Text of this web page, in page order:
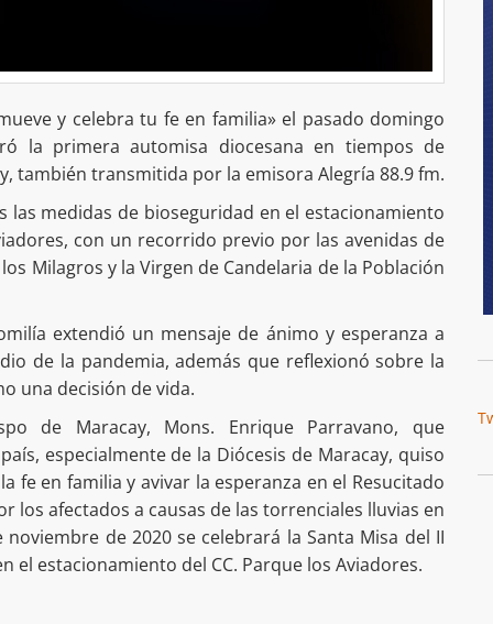
y celebra tu fe en familia» el pasado domingo
la primera automisa diocesana en tiempos de
también transmitida por la emisora Alegría 88.9 fm.
las medidas de bioseguridad en el estacionamiento
con un recorrido previo por las avenidas de
Milagros y la Virgen de Candelaria de la Población
extendió un mensaje de ánimo y esperanza a
de la pandemia, además que reflexionó sobre la
una decisión de vida.
de Maracay, Mons. Enrique Parravano, que
especialmente de la Diócesis de Maracay, quiso
fe en familia y avivar la esperanza en el Resucitado
los afectados a causas de las torrenciales lluvias en
de 2020 se celebrará la Santa Misa del II
el estacionamiento del CC. Parque los Aviadores.